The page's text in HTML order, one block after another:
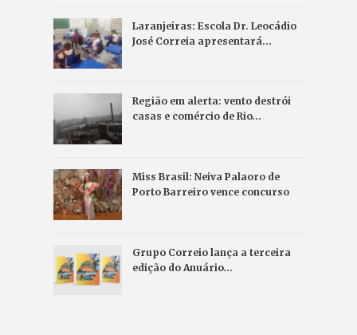
Laranjeiras: Escola Dr. Leocádio
José Correia apresentará…
Região em alerta: vento destrói
casas e comércio de Rio…
Miss Brasil: Neiva Palaoro de
Porto Barreiro vence concurso
Grupo Correio lança a terceira
edição do Anuário…